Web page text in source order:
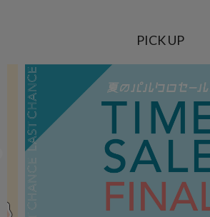
PICK UP